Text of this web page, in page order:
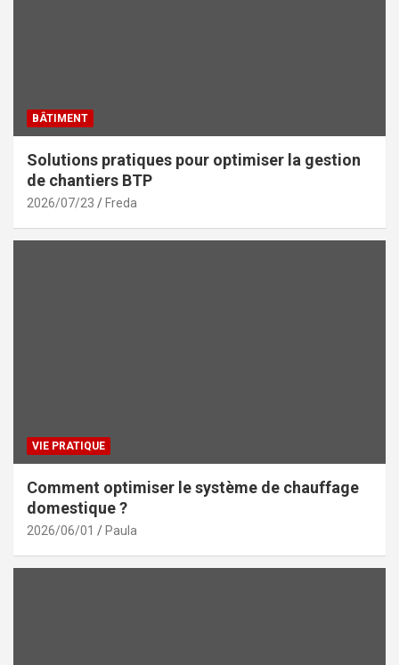
BÂTIMENT
Solutions pratiques pour optimiser la gestion
de chantiers BTP
2026/07/23 Freda
VIE PRATIQUE
Comment optimiser le système de chauffage
domestique ?
2026/06/01 Paula